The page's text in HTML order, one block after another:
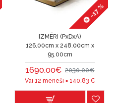
-17 %
IZMĒRI (PxDxA)
126.00cm x 248.00cm x
95.00cm
1690.00€ 2030.00€
Vai 12 mēneši = 140.83€